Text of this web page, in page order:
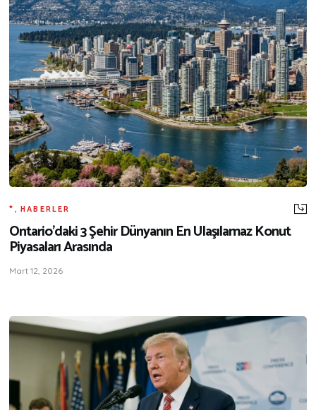
*,HABERLER
Ontario’daki 3 Şehir Dünyanın En Ulaşılamaz Konut
Piyasaları Arasında
Mart 12, 2026